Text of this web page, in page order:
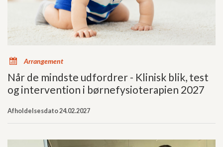
x Arrangement
Når de mindste udfordrer - Klinisk blik, test
og intervention i børnefysioterapien 2027
Afholdelsesdato 24.02.2027